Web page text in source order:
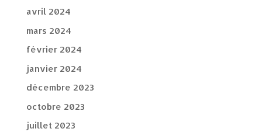
avril 2024
mars 2024
février 2024
janvier 2024
décembre 2023
octobre 2023
juillet 2023